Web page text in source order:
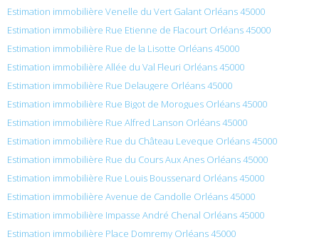
Estimation immobilière Venelle du Vert Galant Orléans 45000
Estimation immobilière Rue Etienne de Flacourt Orléans 45000
Estimation immobilière Rue de la Lisotte Orléans 45000
Estimation immobilière Allée du Val Fleuri Orléans 45000
Estimation immobilière Rue Delaugere Orléans 45000
Estimation immobilière Rue Bigot de Morogues Orléans 45000
Estimation immobilière Rue Alfred Lanson Orléans 45000
Estimation immobilière Rue du Château Leveque Orléans 45000
Estimation immobilière Rue du Cours Aux Anes Orléans 45000
Estimation immobilière Rue Louis Boussenard Orléans 45000
Estimation immobilière Avenue de Candolle Orléans 45000
Estimation immobilière Impasse André Chenal Orléans 45000
Estimation immobilière Place Domremy Orléans 45000